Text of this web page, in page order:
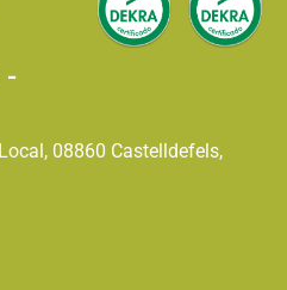
-
08860 Castelldefels,